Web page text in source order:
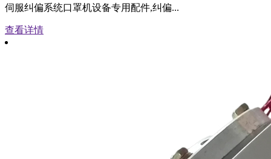
伺服纠偏系统口罩机设备专用配件,纠偏...
查看详情